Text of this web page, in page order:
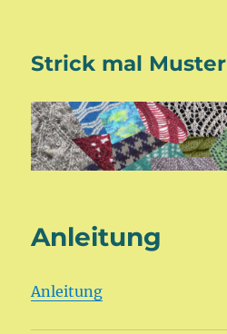
Strick mal Muster
Anleitung
Anleitung